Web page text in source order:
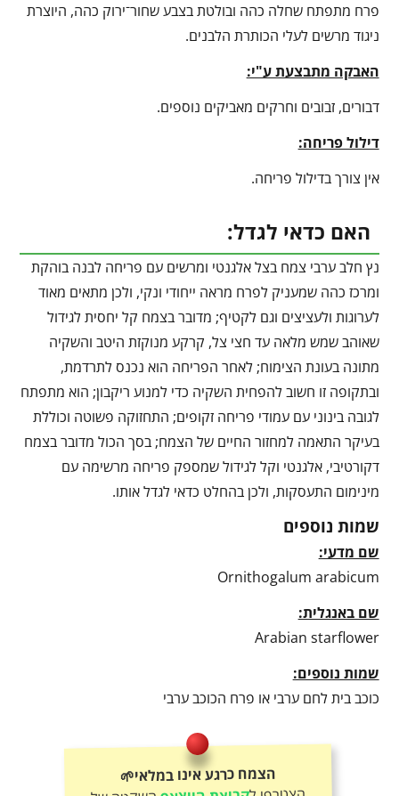
פרח מתפתח שחלה כהה ובולטת בצבע שחור־ירוק כהה, היוצרת
ניגוד מרשים לעלי הכותרת הלבנים.
האבקה מתבצעת ע"י:
דבורים, זבובים וחרקים מאביקים נוספים.
דילול פריחה:
אין צורך בדילול פריחה.
האם כדאי לגדל:
נץ חלב ערבי צמח בצל אלגנטי ומרשים עם פריחה לבנה בוהקת
ומרכז כהה שמעניק לפרח מראה ייחודי ונקי, ולכן מתאים מאוד
לערוגות ולעציצים וגם לקטיף; מדובר בצמח קל יחסית לגידול
שאוהב שמש מלאה עד חצי צל, קרקע מנוקזת היטב והשקיה
מתונה בעונת הצימוח; לאחר הפריחה הוא נכנס לתרדמת,
ובתקופה זו חשוב להפחית השקיה כדי למנוע ריקבון; הוא מתפתח
לגובה בינוני עם עמודי פריחה זקופים; התחזוקה פשוטה וכוללת
בעיקר התאמה למחזור החיים של הצמח; בסך הכול מדובר בצמח
דקורטיבי, אלגנטי וקל לגידול שמספק פריחה מרשימה עם
מינימום התעסקות, ולכן בהחלט כדאי לגדל אותו.
שמות נוספים
שם מדעי:
Ornithogalum arabicum
שם באנגלית:
Arabian starflower
שמות נוספים:
כוכב בית לחם ערבי או פרח הכוכב ערבי
הצמח כרגע אינו במלאי🌱